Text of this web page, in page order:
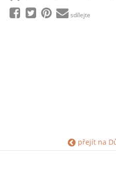
sdílejte
přejít na